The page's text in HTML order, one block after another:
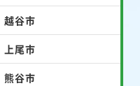
越谷市
上尾市
熊谷市